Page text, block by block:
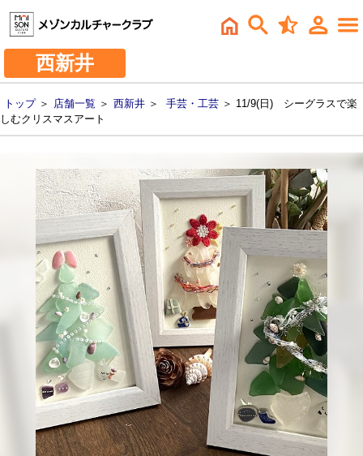
西新井
トップ＞ 店舗一覧 ＞ 西新井 ＞ 手芸・工芸 ＞ 11/9(日) シーグラスで楽
しむクリスマスアート